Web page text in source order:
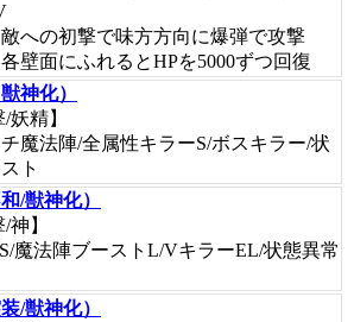
への初撃で味方方向に爆弾で攻撃
壁面にふれるとHPを5000ずつ回復
神化）
妖精】
魔法陣/全属性キラーS/ボスキラー/状
ト
/獣神化）
神】
魔法陣ブーストL/VキラーEL/状態異常
/獣神化）